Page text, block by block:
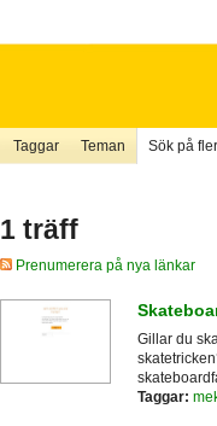
Taggar Teman Sök på
1 träff
Prenumerera på nya länkar
Gillar du
Taggar: